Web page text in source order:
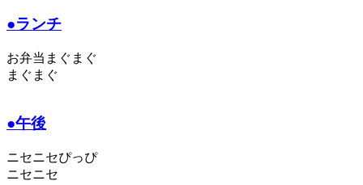
●ランチ
お弁当まぐまぐ
まぐまぐ
●午後
ニセニセぴっぴ
ニセニセ